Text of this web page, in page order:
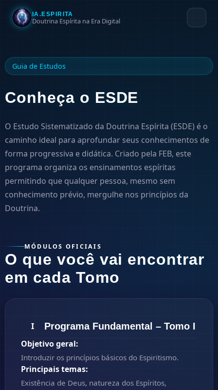
IA.ESPIRITA
Doutrina Espírita na Era Digital
Guia de Estudos
Conheça o ESDE
O Estudo Sistematizado da Doutrina Espírita (ESDE) é o
caminho ideal para aprofundar seus conhecimentos de
forma progressiva e didática. Criado pela FEB, este
programa organiza os ensinamentos espíritas
permitindo que qualquer pessoa, mesmo sem
conhecimento prévio, mergulhe nos princípios da
Doutrina.
MÓDULOS OFICIAIS
O que você vai encontrar
em cada Tomo
I
Programa Fundamental – Tomo I
Objetivo geral:
Introduzir os princípios básicos do Espiritismo.
Principais temas:
Existência de Deus, natureza dos Espíritos,